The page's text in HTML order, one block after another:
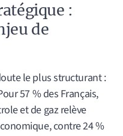
:
de
le plus structurant :
57 % des Français,
et de gaz relève
contre 24 %